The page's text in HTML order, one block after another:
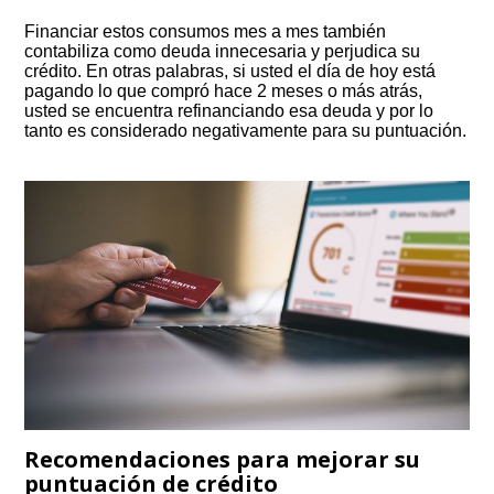
Financiar estos consumos mes a mes también
contabiliza como deuda innecesaria y perjudica su
crédito. En otras palabras, si usted el día de hoy está
pagando lo que compró hace 2 meses o más atrás,
usted se encuentra refinanciando esa deuda y por lo
tanto es considerado negativamente para su puntuación.
Recomendaciones para mejorar su
puntuación de crédito